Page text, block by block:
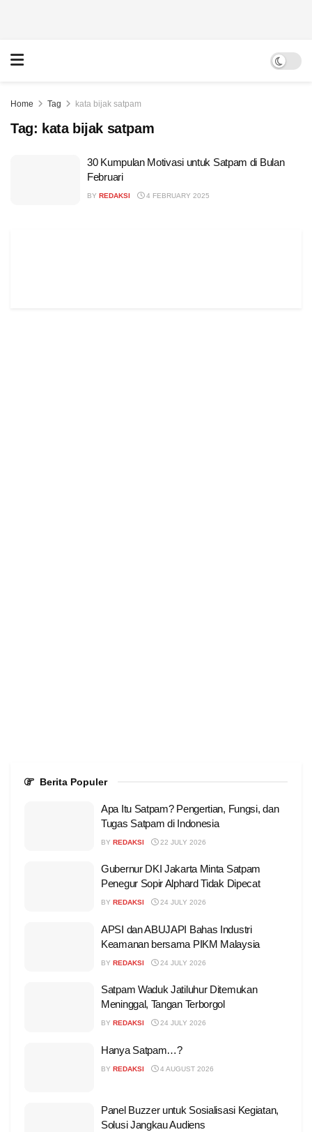
Home Tag kata bijak satpam
Tag: kata bijak satpam
30 Kumpulan Motivasi untuk Satpam di Bulan
Februari
BY REDAKSI 4 FEBRUARY 2025
Berita Populer
Apa Itu Satpam? Pengertian, Fungsi, dan
Tugas Satpam di Indonesia
BY REDAKSI 22 JULY 2026
Gubernur DKI Jakarta Minta Satpam
Penegur Sopir Alphard Tidak Dipecat
BY REDAKSI 24 JULY 2026
APSI dan ABUJAPI Bahas Industri
Keamanan bersama PIKM Malaysia
BY REDAKSI 24 JULY 2026
Satpam Waduk Jatiluhur Ditemukan
Meninggal, Tangan Terborgol
BY REDAKSI 24 JULY 2026
Hanya Satpam…?
BY REDAKSI 4 AUGUST 2026
Panel Buzzer untuk Sosialisasi Kegiatan,
Solusi Jangkau Audiens